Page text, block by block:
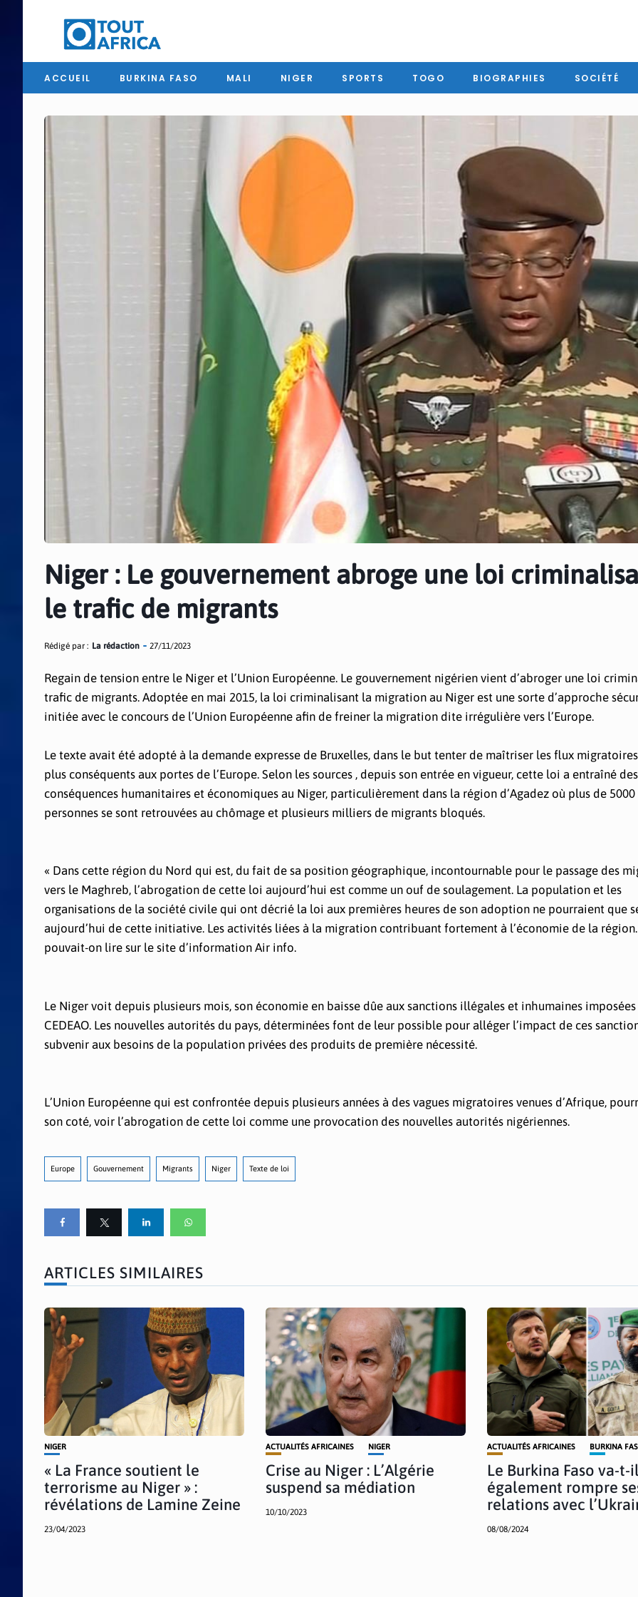
ACCUEIL BURKINA FASO MALI NIGER SPORTS TOGO BIOGRAPHIES SOCIÉTÉ
Niger : Le gouvernement abroge une loi
le trafic de migrants
Rédigé par : La rédaction 27/11/2023
Regain de tension entre le Niger et l’Union Européenne. Le gouvernement nigérien vient d’abroger une loi
trafic de migrants. Adoptée en mai 2015, la loi criminalisant la migration au Niger est une sorte d’approche
initiée avec le concours de l’Union Européenne afin de freiner la migration dite irrégulière vers l’Europe.
Le texte avait été adopté à la demande expresse de Bruxelles, dans le but tenter de maîtriser les flux
plus conséquents aux portes de l’Europe. Selon les sources , depuis son entrée en vigueur, cette loi a entraîné des
conséquences humanitaires et économiques au Niger, particulièrement dans la région d’Agadez où plus de 5000
personnes se sont retrouvées au chômage et plusieurs milliers de migrants bloqués.
« Dans cette région du Nord qui est, du fait de sa position géographique, incontournable pour le passage des
vers le Maghreb, l’abrogation de cette loi aujourd’hui est comme un ouf de soulagement. La population et les
organisations de la société civile qui ont décrié la loi aux premières heures de son adoption ne pourraient que
aujourd’hui de cette initiative. Les activités liées à la migration contribuant fortement à l’économie de la
pouvait-on lire sur le site d’information Air info.
Le Niger voit depuis plusieurs mois, son économie en baisse dûe aux sanctions illégales et inhumaines
CEDEAO. Les nouvelles autorités du pays, déterminées font de leur possible pour alléger l’impact de ces
subvenir aux besoins de la population privées des produits de première nécessité.
L’Union Européenne qui est confrontée depuis plusieurs années à des vagues migratoires venues d’Afrique,
son coté, voir l’abrogation de cette loi comme une provocation des nouvelles autorités nigériennes.
Europe Gouvernement Migrants Niger Texte de loi
ARTICLES SIMILAIRES
NIGER
« La France soutient le
terrorisme au Niger » :
révélations de Lamine Zeine
23/04/2023
ACTUALITÉS AFRICAINES NIGER
Crise au Niger : L’Algérie
suspend sa médiation
10/10/2023
ACTUALITÉS AFRICAINES BURKINA
Le Burkina Faso va-t-
également rompre
relations avec
08/08/2024